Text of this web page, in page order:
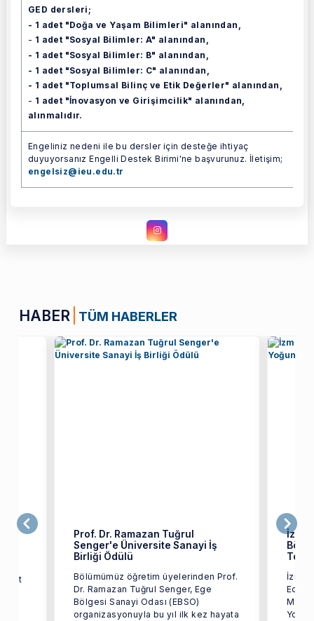
GED dersleri;
- 1 adet "Doğa ve Yaşam Bilimleri" alanından,
- 1 adet "Sosyal Bilimler: A" alanından,
- 1 adet "Sosyal Bilimler: B" alanından,
- 1 adet "Sosyal Bilimler: C" alanından,
- 1 adet "Toplumsal Bilinç ve Etik Değerler" alanından,
- 1 adet "İnovasyon ve Girişimcilik" alanından,
alınmalıdır.
Engeliniz nedeni ile bu dersler için desteğe ihtiyaç
duyuyorsanız Engelli Destek Birimi'ne başvurunuz. İletişim;
engelsiz@ieu.edu.tr
HABER TÜM HABERLER
Prof. Dr. Ramazan Tuğrul
Senger'e Üniversite Sanayi İş
Birliği Ödülü
Bölümümüz öğretim üyelerinden Prof.
Dr. Ramazan Tuğrul Senger, Ege
Bölgesi Sanayi Odası (EBSO)
organizasyonuyla bu yıl ilk kez hayata
İzmir
İzmir